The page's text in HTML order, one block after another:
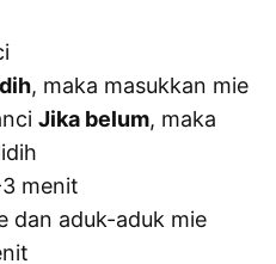
, maka masukkan mie
Jika belum, maka
menit
dan aduk-aduk mie